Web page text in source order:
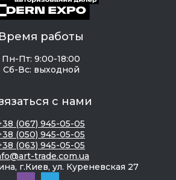
Время работы
Пн-Пт: 9:00-18:00
Сб-Вс: выходной
с нами
(067) 945-05-05
(050) 945-05-05
(063) 945-05-05
trade.com.ua
г.Киев, ул. Куреневская 27